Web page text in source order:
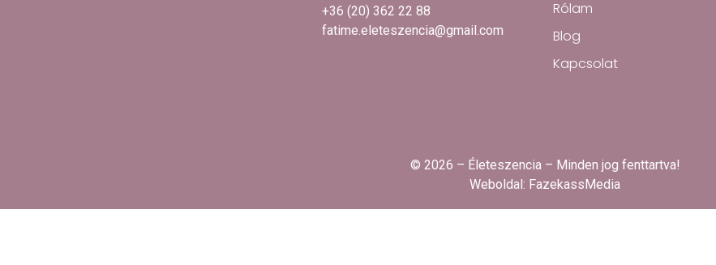
+36 (20) 362 22 88
fatime.eleteszencia@gmail.com
Rólam
Blog
Kapcsolat
© 2026 – Életeszencia – Minden jog fenttartva!
Weboldal: FazekassMedia